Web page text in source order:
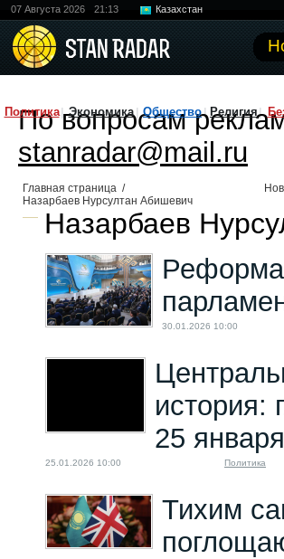
07 Августа 2026 21:13 Казахстан
Политика Экономика Общество Религия
По вопросам
stanradar@mail.ru
Главная страница /
Назарбаев Нурсултан Абишевич
Назарбаев
Реформа
30.01.2026 10:00
история:
25
25.01.2026 10:00 Политика
Тихим